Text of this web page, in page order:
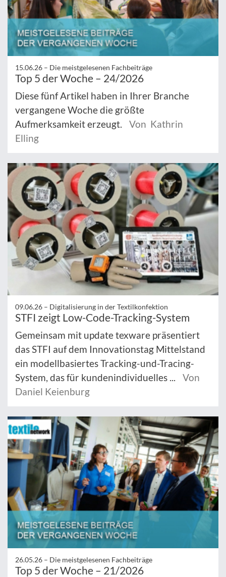
15.06.26 – Die meistgelesenen Fachbeiträge
Top 5 der Woche – 24/2026
Diese fünf Artikel haben in Ihrer Branche
vergangene Woche die größte
Aufmerksamkeit erzeugt.
Von Kathrin
Elling
09.06.26 – Digitalisierung in der Textilkonfektion
STFI zeigt Low-Code-Tracking-System
Gemeinsam mit update texware präsentiert
das STFI auf dem Innovationstag Mittelstand
ein modellbasiertes Tracking-und-Tracing-
System, das für kundenindividuelles ...
Von
Daniel Keienburg
26.05.26 – Die meistgelesenen Fachbeiträge
Top 5 der Woche – 21/2026